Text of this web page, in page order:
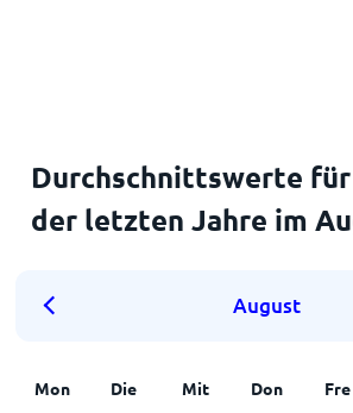
Durchschnittswerte
der letzten Jahre im
August
Mon Die Mit Don Fre